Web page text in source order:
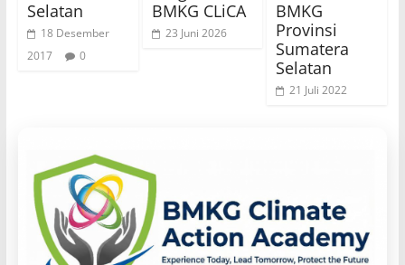
Selatan
18 Desember
2017
0
BMKG CLiCA
23 Juni 2026
BMKG
Provinsi
Sumatera
Selatan
21 Juli 2022